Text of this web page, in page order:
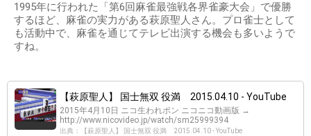
1995年に行われた「第6回麻雀最強戦各界雀豪大会」で優勝
するほど、麻雀の実力がある萩原聖人さん。プロ雀士として
も活動中で、麻雀を通じてテレビ出演する機会も多いようで
すね。
【萩原聖人】 国士無双 役満 2015.04.10 - YouTube
2015年4月10日 ニコ生われポン ニコニコ動画版 →
http://www.nicovideo.jp/watch/sm25999394
出典：【萩原聖人】 国士無双 役満 2015.04.10 - YouTube